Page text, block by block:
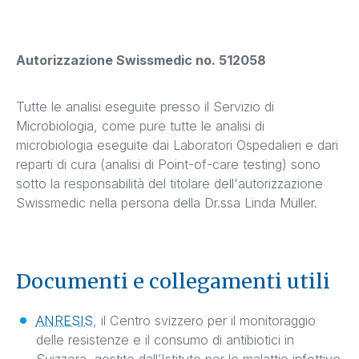
Autorizzazione Swissmedic no. 512058
Tutte le analisi eseguite presso il Servizio di
Microbiologia, come pure tutte le analisi di
microbiologia eseguite dai Laboratori Ospedalieri e dari
reparti di cura (analisi di Point-of-care testing) sono
sotto la responsabilità del titolare dell'autorizzazione
Swissmedic nella persona della Dr.ssa Linda Müller.
Documenti e collegamenti utili
ANRESIS, il Centro svizzero per il monitoraggio
delle resistenze e il consumo di antibiotici in